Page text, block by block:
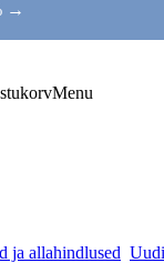
→
Menu
ja allahindlused